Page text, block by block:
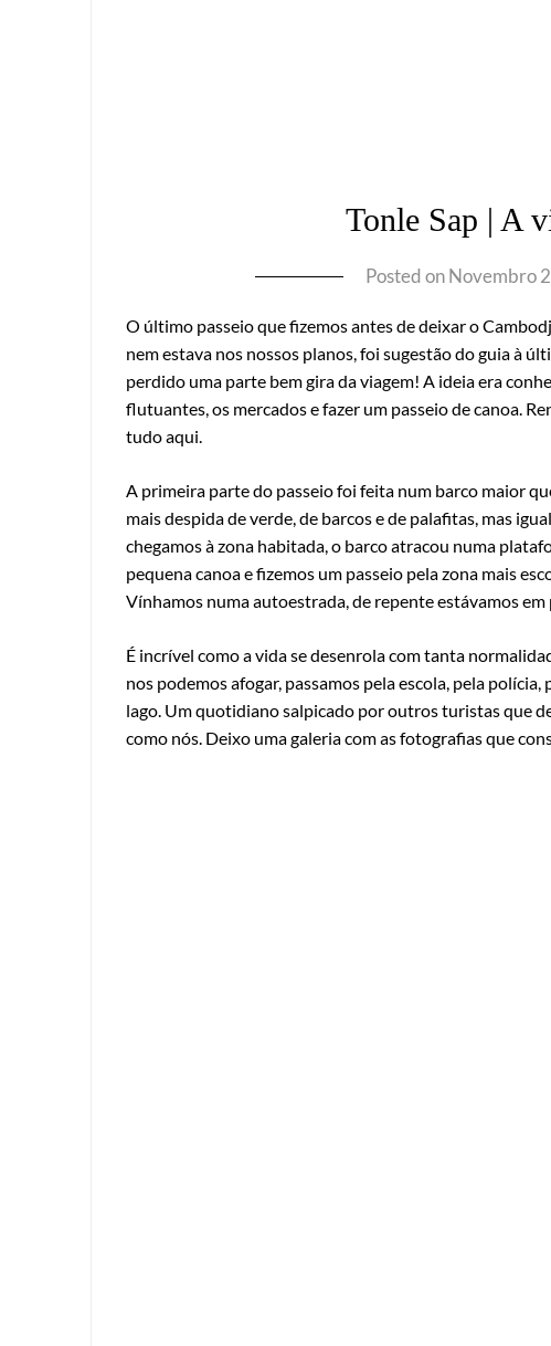
Tonle Sap | A
Posted onNovembro
O último passeio que fizemos antes de deixar o
nem estava nos nossos planos, foi sugestão do guia à
perdido uma parte bem gira da viagem! A ideia era
flutuantes, os mercados e fazer um passeio de canoa.
tudo aqui.
A primeira parte do passeio foi feita num barco maior
mais despida de verde, de barcos e de palafitas, mas
chegamos à zona habitada, o barco atracou numa
pequena canoa e fizemos um passeio pela zona mais
Vínhamos numa autoestrada, de repente estávamos em
É incrível como a vida se desenrola com tanta
nos podemos afogar, passamos pela escola, pela
lago. Um quotidiano salpicado por outros turistas que
como nós. Deixo uma galeria com as fotografias que